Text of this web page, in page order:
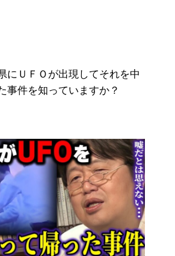
にＵＦＯが出現してそれを中
事件を知っていますか？